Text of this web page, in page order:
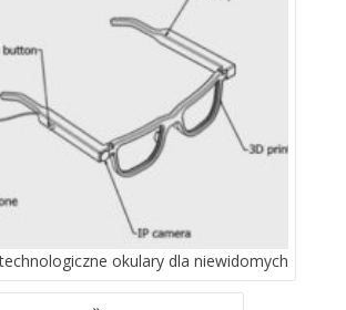
okulary dla niewidomych